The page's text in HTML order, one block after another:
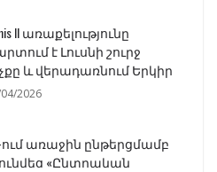
II առաքելությունը
է Լուսնի շուրջ
և վերադառնում Երկիր
2026
առաջին ընթերցմամբ
«Ընտրական